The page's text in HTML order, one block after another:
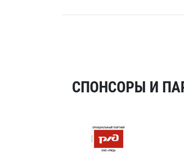
СПОНСОРЫ И